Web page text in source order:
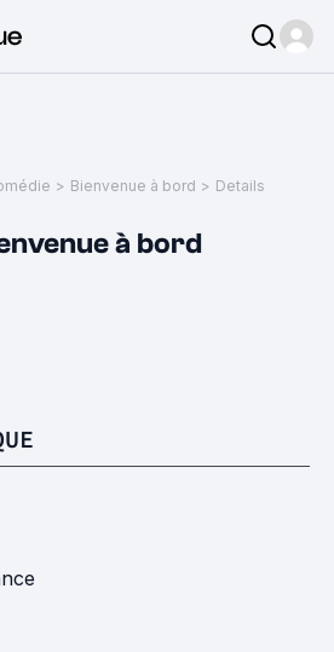
> Bienvenue à bord > Details
à bord